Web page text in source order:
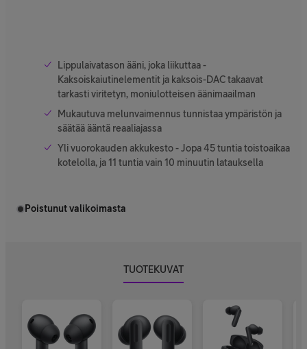
Lippulaivatason ääni, joka liikuttaa -
Kaksoiskaiutinelementit ja kaksois-DAC takaavat
tarkasti viritetyn, moniulotteisen äänimaailman
Mukautuva melunvaimennus tunnistaa ympäristön ja
säätää ääntä reaaliajassa
Yli vuorokauden akkukesto - Jopa 45 tuntia toistoaikaa
kotelolla, ja 11 tuntia vain 10 minuutin latauksella
Poistunut valikoimasta
TUOTEKUVAT